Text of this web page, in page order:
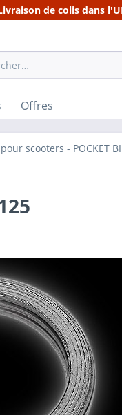
de colis dans
Offres
scooters - POCKET